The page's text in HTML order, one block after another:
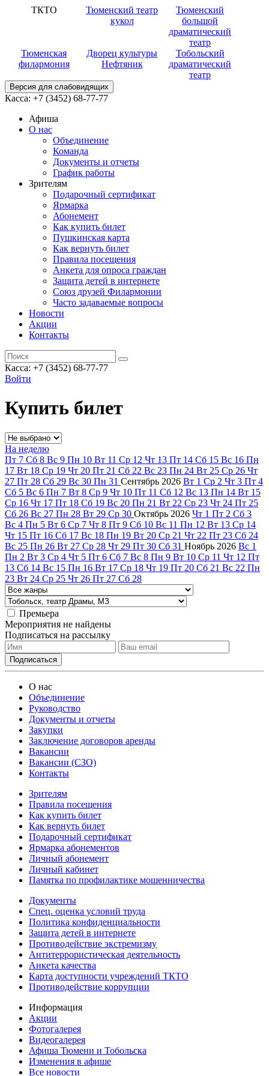
ТКТО
Тюменский театр
кукол
Тюменский
большой
драматический
театр
Тюменская
филармония
Дворец культуры
Нефтяник
Тобольский
драматический
театр
Версия для слабовидящих
Касса: +7 (3452) 68-77-77
Афиша
О нас
Объединение
Команда
Документы и отчеты
График работы
Зрителям
Подарочный сертификат
Ярмарка
Абонемент
Как купить билет
Пушкинская карта
Как вернуть билет
Правила посещения
Анкета для опроса граждан
Защита детей в интернете
Союз друзей Филармонии
Часто задаваемые вопросы
Новости
Акции
Контакты
Касса: +7 (3452) 68-77-77
Войти
Купить билет
На неделю
Пт 7 Сб 8 Вс 9 Пн 10 Вт 11 Ср 12 Чт 13 Пт 14 Сб 15 Вс 16 Пн
17 Вт 18 Ср 19 Чт 20 Пт 21 Сб 22 Вс 23 Пн 24 Вт 25 Ср 26 Чт
27 Пт 28 Сб 29 Вс 30 Пн 31 Сентябрь 2026 Вт 1 Ср 2 Чт 3 Пт 4
Сб 5 Вс 6 Пн 7 Вт 8 Ср 9 Чт 10 Пт 11 Сб 12 Вс 13 Пн 14 Вт 15
Ср 16 Чт 17 Пт 18 Сб 19 Вс 20 Пн 21 Вт 22 Ср 23 Чт 24 Пт 25
Сб 26 Вс 27 Пн 28 Вт 29 Ср 30 Октябрь 2026 Чт 1 Пт 2 Сб 3
Вс 4 Пн 5 Вт 6 Ср 7 Чт 8 Пт 9 Сб 10 Вс 11 Пн 12 Вт 13 Ср 14
Чт 15 Пт 16 Сб 17 Вс 18 Пн 19 Вт 20 Ср 21 Чт 22 Пт 23 Сб 24
Вс 25 Пн 26 Вт 27 Ср 28 Чт 29 Пт 30 Сб 31 Ноябрь 2026 Вс 1
Пн 2 Вт 3 Ср 4 Чт 5 Пт 6 Сб 7 Вс 8 Пн 9 Вт 10 Ср 11 Чт 12 Пт
13 Сб 14 Вс 15 Пн 16 Вт 17 Ср 18 Чт 19 Пт 20 Сб 21 Вс 22 Пн
23 Вт 24 Ср 25 Чт 26 Пт 27 Сб 28
Премьера
Мероприятия не найдены
Подписаться на рассылку
О нас
Объединение
Руководство
Документы и отчеты
Закупки
Заключение договоров аренды
Вакансии
Вакансии (СЗО)
Контакты
Зрителям
Правила посещения
Как купить билет
Как вернуть билет
Подарочный сертификат
Ярмарка абонементов
Личный абонемент
Личный кабинет
Памятка по профилактике мошенничества
Документы
Спец. оценка условий труда
Политика конфиденциальности
Защита детей в интернете
Противодействие экстремизму
Антитеррористическая деятельность
Анкета качества
Карта доступности учреждений ТКТО
Противодействие коррупции
Информация
Акции
Фотогалерея
Видеогалерея
Афиша Тюмени и Тобольска
Изменения в афише
Все новости